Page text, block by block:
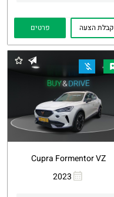
קבלת הצעה פרטים
Cupra Formentor VZ
2023
Whatsapp